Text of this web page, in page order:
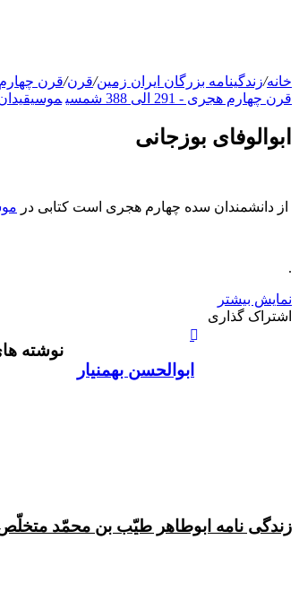
خانه/زندگینامه بزرگان ایران زمین/قرن/قرن چهارم هجری -
قرن چهارم هجری - 291 الی 388 شمسی
ابوالوفای بوزجانی
از دانشمندان سده چهارم هجری است کتابی در
.
نمایش بیشتر
اشتراک گذاری
بوک
آپ
گذاری
طریق
ایمیل
ابوالحسن بهمنیار
نوشته
زندگی نامه ابوطاهر طیّب بن محمّد